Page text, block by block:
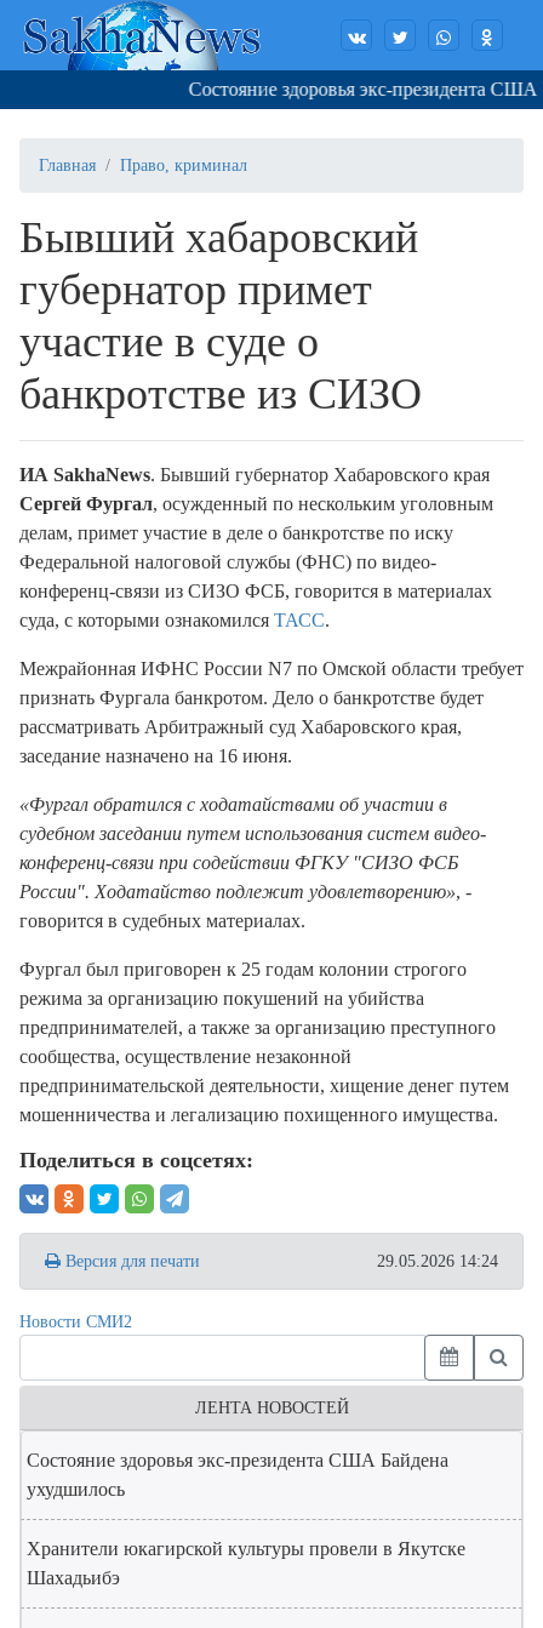
Состояние здоровья экс-президента США
Главная Право, криминал
Бывший хабаровский
губернатор примет
участие в суде о
банкротстве из СИЗО
ИА SakhaNews. Бывший губернатор Хабаровского края
Сергей Фургал, осужденный по нескольким уголовным
делам, примет участие в деле о банкротстве по иску
Федеральной налоговой службы (ФНС) по видео-
конференц-связи из СИЗО ФСБ, говорится в материалах
суда, с которыми ознакомился ТАСС.
Межрайонная ИФНС России N7 по Омской области требует
признать Фургала банкротом. Дело о банкротстве будет
рассматривать Арбитражный суд Хабаровского края,
заседание назначено на 16 июня.
«Фургал обратился с ходатайствами об участии в
судебном заседании путем использования систем видео-
конференц-связи при содействии ФГКУ "СИЗО ФСБ
России". Ходатайство подлежит удовлетворению», -
говорится в судебных материалах.
Фургал был приговорен к 25 годам колонии строгого
режима за организацию покушений на убийства
предпринимателей, а также за организацию преступного
сообщества, осуществление незаконной
предпринимательской деятельности, хищение денег путем
мошенничества и легализацию похищенного имущества.
Поделиться в соцсетях:
Версия для печати 29.05.2026 14:24
Новости СМИ2
ЛЕНТА НОВОСТЕЙ
Состояние здоровья экс-президента США Байдена
ухудшилось
Хранители юкагирской культуры провели в Якутске
Шахадьибэ